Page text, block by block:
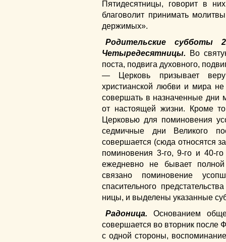
Пятидесятницы, говорит в
благоволит принимать
держимых».
Родительские
Четыредесятницы. Во
поста, подвига духовного,
— Церковь призывает
христианской любви и мира
совершать в назначенные дни
от настоящей жизни. Кроме
Церковью для поминовения
седмичные дни Великого
совершается (сюда относятся
поминовения 3-го, 9-го и 40-
ежедневно не бывает
связано поминовение
спасительного
ницы, и выделены указанные
Радоница. Основанием
совершается во вторник после
с одной стороны,